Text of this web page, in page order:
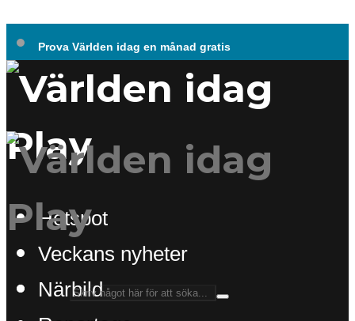
Prova Världen idag en månad gratis
Hotspot
Veckans nyheter
Närbild